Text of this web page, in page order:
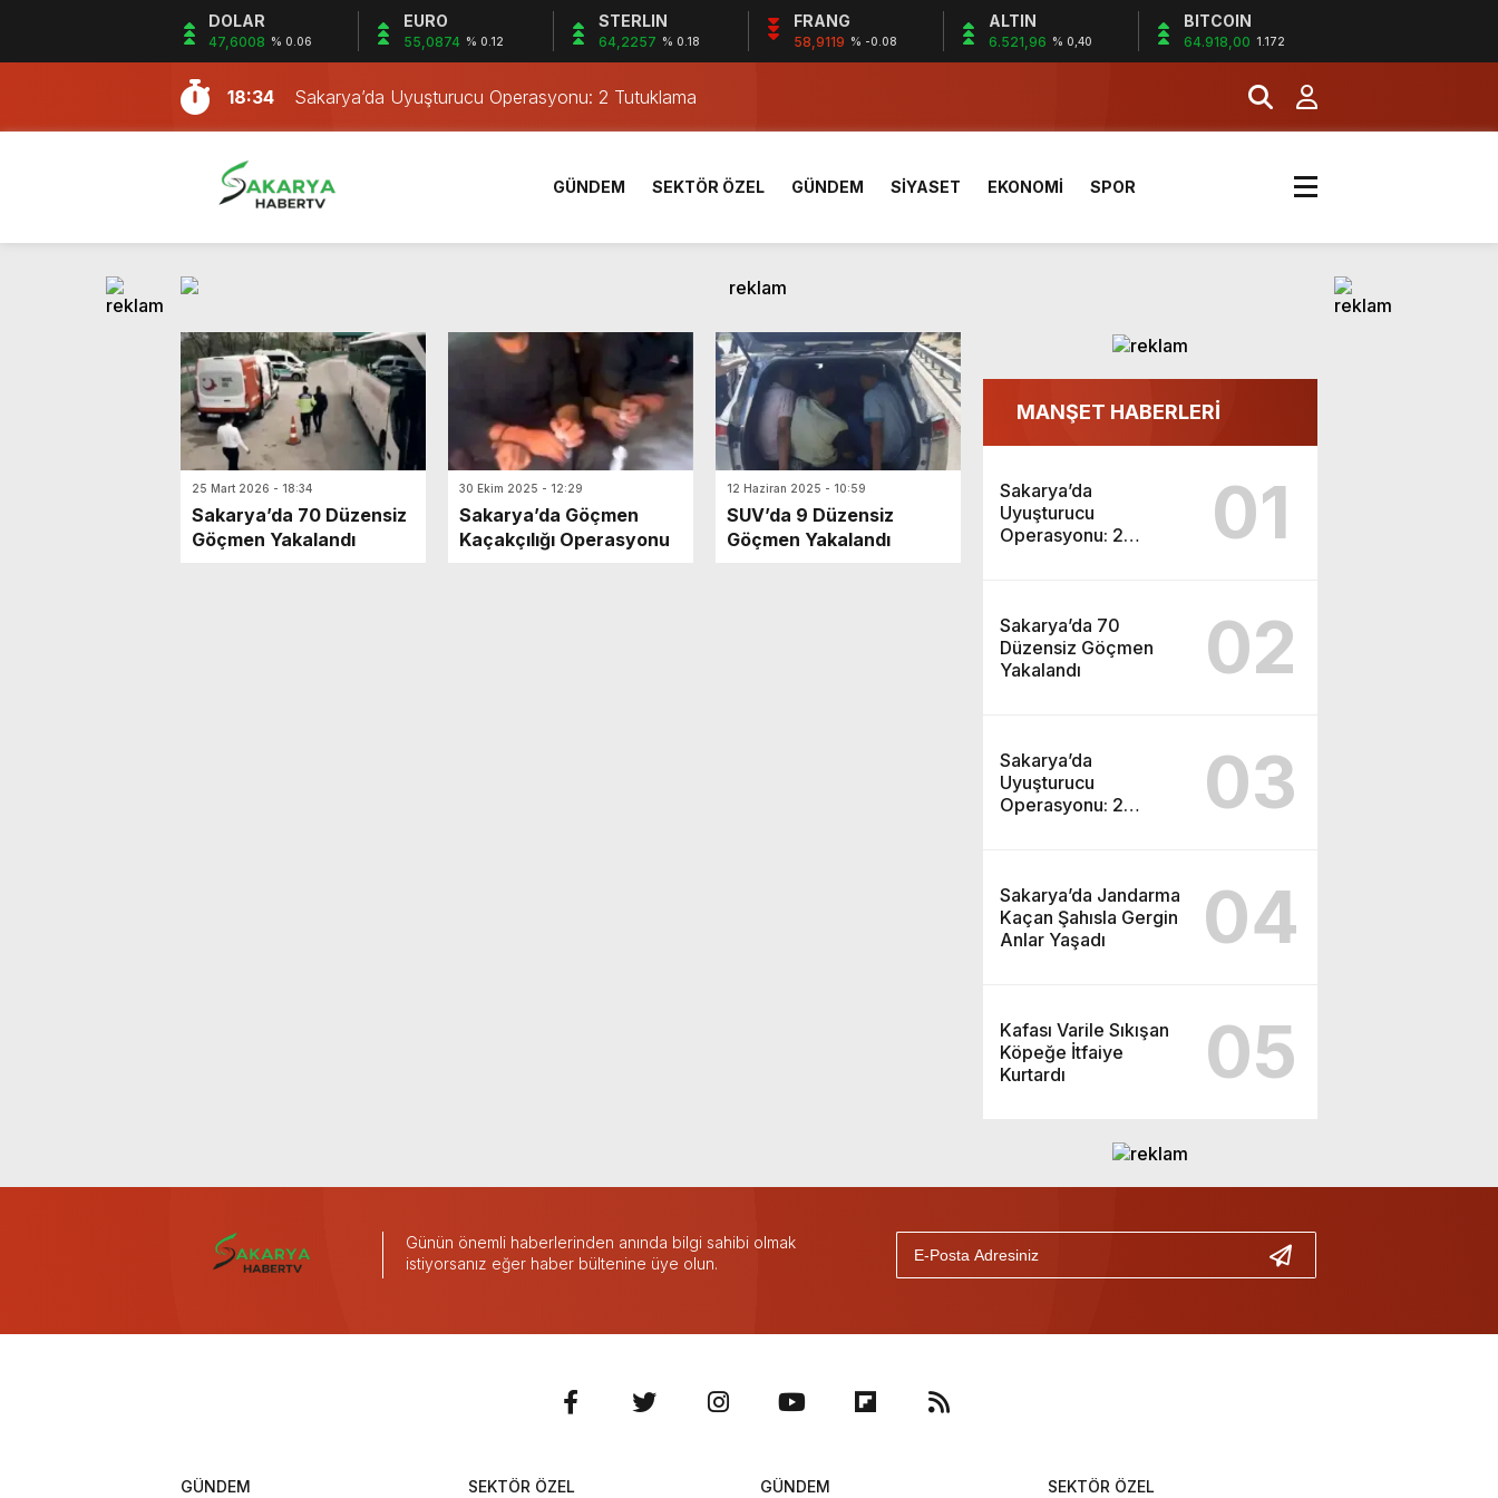
DOLAR
47,6008 % 0.06
EURO
55,0874 % 0.12
STERLIN
64,2257 % 0.18
FRANG
58,9119 % -0.08
ALTIN
6.521,96 % 0,40
BITCOIN
64.918,00 1.172
15:56 2. Uluslararası Çanakkale 18 Mart Üniversitesi Dardanelles Cup Karate Şampiyonası 15-16 Kasım’da Çanakkale’de!
18:34 Sakarya’da Uyuşturucu Operasyonu: 2 Tutuklama
18:34
Sakarya’da 70 Düzensiz Göçmen Yakalandı
18:33
Sakarya’da Uyuşturucu Operasyonu: 2 Tutuklama
18:33
Sakarya’da Jandarma Kaçan Şahısla Gergin Anlar Yaşadı
18:32
Kafası Varile Sıkışan Köpeğe İtfaiye Kurtardı
14:29
Sakarya’dan 8 Firma OSB Yıldızları’nda
14:27
Erenler’de Ev Yangını: İki Katlı Ev Kül Oldu
15:56
2. Uluslararası Çanakkale 18 Mart Üniversitesi Dardanelles Cup Karate Şampiyonası 15-16 Kasım’da Çanakkale’de!
18:34
Sakarya’da Uyuşturucu Operasyonu: 2 Tutuklama
GÜNDEM SEKTÖR ÖZEL GÜNDEM SİYASET EKONOMİ SPOR
25 Mart 2026 - 18:34
Sakarya’da 70 Düzensiz
Göçmen Yakalandı
30 Ekim 2025 - 12:29
Sakarya’da Göçmen
Kaçakçılığı Operasyonu
12 Haziran 2025 - 10:59
SUV’da 9 Düzensiz
Göçmen Yakalandı
MANŞET HABERLERİ
Sakarya’da
Uyuşturucu
Operasyonu: 2
01
Sakarya’da 70
Düzensiz Göçmen
Yakalandı
02
Sakarya’da
Uyuşturucu
Operasyonu: 2
03
Sakarya’da Jandarma
Kaçan Şahısla Gergin
Anlar Yaşadı
04
Kafası Varile Sıkışan
Köpeğe İtfaiye
Kurtardı
05
Günün önemli haberlerinden anında bilgi sahibi olmak
istiyorsanız eğer haber bültenine üye olun.
GÜNDEM SEKTÖR ÖZEL GÜNDEM SEKTÖR ÖZEL